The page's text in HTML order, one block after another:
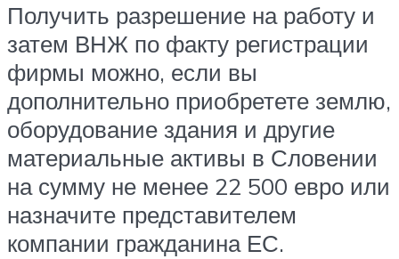
Получить разрешение на работу и
затем ВНЖ по факту регистрации
фирмы можно, если вы
дополнительно приобретете землю,
оборудование здания и другие
материальные активы в Словении
на сумму не менее 22 500 евро или
назначите представителем
компании гражданина ЕС.